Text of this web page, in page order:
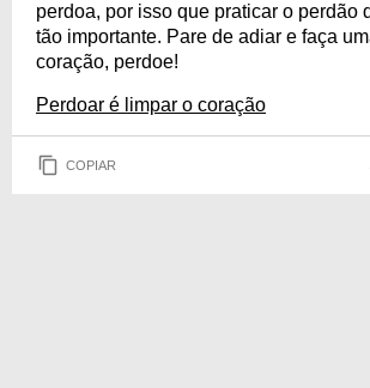
perdoa, por isso que praticar o perdão
tão importante. Pare de adiar e faça
coração, perdoe!
Perdoar é limpar o coração
COPIAR